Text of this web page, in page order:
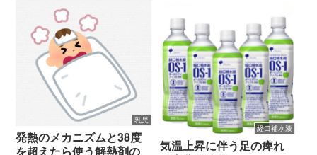
乳児
発熱のメカニズムと38度
を超えたら使う解熱剤の
経口補水液
気温上昇に伴う足の痺れ